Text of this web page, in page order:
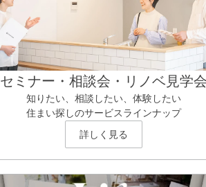
セミナー・相談会・リノベ見学会
知りたい、相談したい、体験したい
住まい探しのサービスラインナップ
詳しく見る